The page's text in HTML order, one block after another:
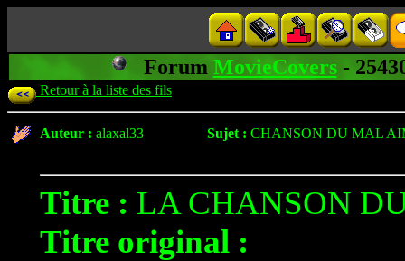
Forum MovieCovers-
Retour à la liste des fils
Auteur : alaxal33 Sujet : CHANSON DU MAL
Titre : LA CHANSON
Titre original :